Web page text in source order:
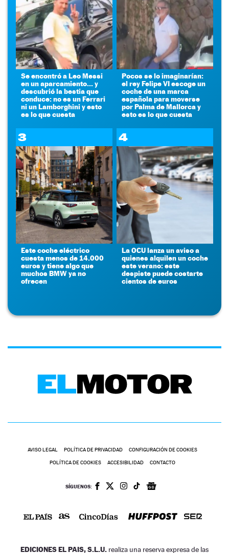
Se encontró a Leo Messi
en un aparcamiento... y
descubrió la bestia que
conduce: no es un Ferrari
ni un Lamborghini y esto
es lo que cuesta
Pocos se lo imaginarían:
el rey Felipe VI escoge un
coche de una marca
española para moverse
por Palma de Mallorca y
esto es lo que cuesta
3
Este coche eléctrico
cuesta menos de 14.000
euros y tiene algo que
muchos BMW ya no
ofrecen
4
La OCU lanza un aviso a
quienes alquilen un coche
este verano: este
despiste puede costarte
cientos de euros
AVISO LEGAL POLÍTICA DE PRIVACIDAD CONFIGURACIÓN DE COOKIES
POLÍTICA DE COOKIES ACCESIBILIDAD CONTACTO
SÍGUENOS:
EDICIONES EL PAIS, S.L.U. realiza una reserva expresa de las